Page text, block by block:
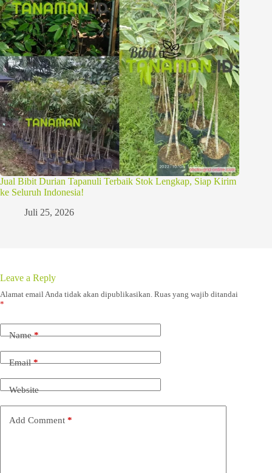
Jual Bibit Durian Tapanuli Terbaik Stok Lengkap, Siap Kirim
ke Seluruh Indonesia!
Juli 25, 2026
Leave a Reply
Alamat email Anda tidak akan dipublikasikan. Ruas yang wajib ditandai
*
Name*
Email*
Website
Add Comment *